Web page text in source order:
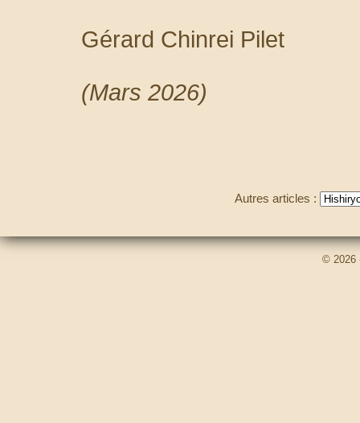
Gérard Chinrei Pilet
(Mars 2026)
Autres articles :
© 2026